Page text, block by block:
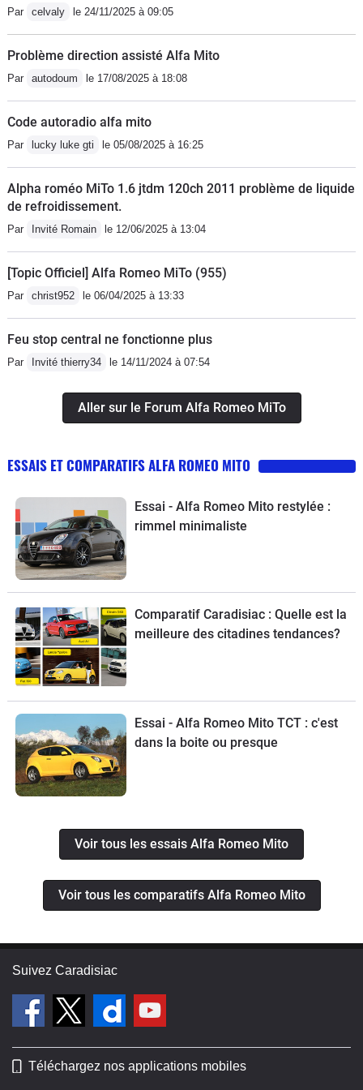
Par celvaly le 24/11/2025 à 09:05
Problème direction assisté Alfa Mito
Par autodoum le 17/08/2025 à 18:08
Code autoradio alfa mito
Par lucky luke gti le 05/08/2025 à 16:25
Alpha roméo MiTo 1.6 jtdm 120ch 2011 problème de liquide
de refroidissement.
Par Invité Romain le 12/06/2025 à 13:04
[Topic Officiel] Alfa Romeo MiTo (955)
Par christ952 le 06/04/2025 à 13:33
Feu stop central ne fonctionne plus
Par Invité thierry34 le 14/11/2024 à 07:54
Aller sur le Forum Alfa Romeo MiTo
ESSAIS ET COMPARATIFS ALFA ROMEO MITO
Essai - Alfa Romeo Mito restylée :
rimmel minimaliste
Comparatif Caradisiac : Quelle est la
meilleure des citadines tendances?
Essai - Alfa Romeo Mito TCT : c'est
dans la boite ou presque
Voir tous les essais Alfa Romeo Mito
Voir tous les comparatifs Alfa Romeo Mito
Suivez Caradisiac
Téléchargez nos applications mobiles